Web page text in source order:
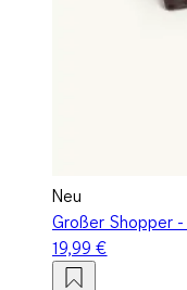
Neu
Großer Shopper
19,99 €